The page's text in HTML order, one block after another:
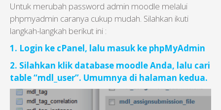
Untuk merubah password admin moodle melalui
phpmyadmin caranya cukup mudah. Silahkan ikuti
langkah-langkah berikut ini :
1. Login ke cPanel, lalu masuk ke phpMyAdmin
2. Silahkan klik database moodle Anda, lalu cari
table “mdl_user”. Umumnya di halaman kedua.